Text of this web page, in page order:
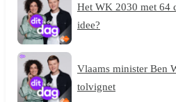
Het WK 2030 met 64
idee?
Vlaams minister Ben
tolvignet